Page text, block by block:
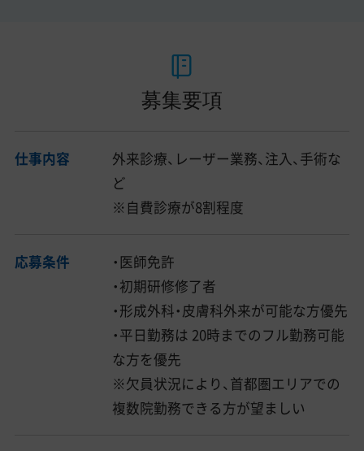
募集要項
仕事内容
外来診療、レーザー業務、注入、手術な
ど
※自費診療が8割程度
応募条件
・医師免許
・初期研修修了者
・形成外科・皮膚科外来が可能な方優先
・平日勤務は 20時までのフル勤務可能
な方を優先
※欠員状況により、首都圏エリアでの
複数院勤務できる方が望ましい